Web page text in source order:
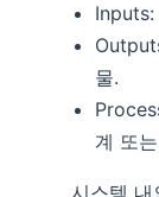
Inputs:
물.
계 또
시스템